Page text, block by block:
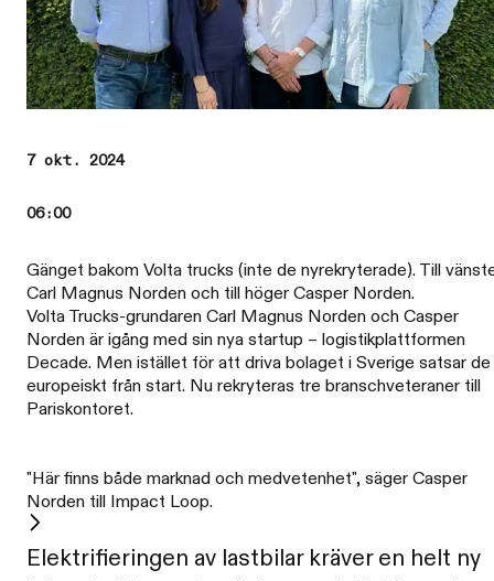
7 okt. 2024
06:00
Gänget bakom Volta trucks (inte de nyrekryterade). Till
Carl Magnus Norden och till höger Casper Norden.
Volta Trucks-grundaren Carl Magnus Norden och Casper
Norden är igång med sin nya startup – logistikplattformen
Decade. Men istället för att driva bolaget i Sverige satsar de
europeiskt från start. Nu rekryteras tre branschveteraner till
Pariskontoret.
"Här finns både marknad och medvetenhet", säger Casper
Norden till Impact Loop.
Elektrifieringen av lastbilar kräver en helt ny